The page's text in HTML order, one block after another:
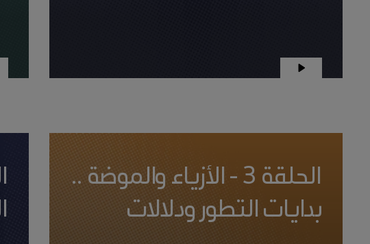
الحلقة 3 - الأزياء والموضة ..
بدايات التطور ودلالات